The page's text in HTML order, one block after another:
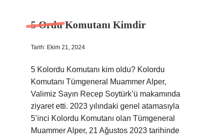
5 Ordu Komutanı Kimdir
Tarih: Ekim 21, 2024
5 Kolordu Komutanı kim oldu? Kolordu
Komutanı Tümgeneral Muammer Alper,
Valimiz Sayın Recep Soytürk’ü makamında
ziyaret etti. 2023 yılındaki genel atamasıyla
5’inci Kolordu Komutanı olan Tümgeneral
Muammer Alper, 21 Ağustos 2023 tarihinde